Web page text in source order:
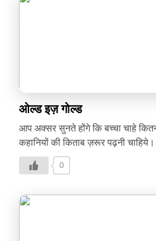
ओल्ड इज़ गोल्ड
आप अक्सर सुनते होंगे कि बच्चा चाहे
कहानियों की किताब ज़रूर पढ़नी
कि इतने छोटे बच्चे को क्या समझ आयेगा,
कहानी पढ़ते हैं, तो बच्चे के दिमाग में नये
बेहतरीन पहल इसी बात को समझते हुये
0